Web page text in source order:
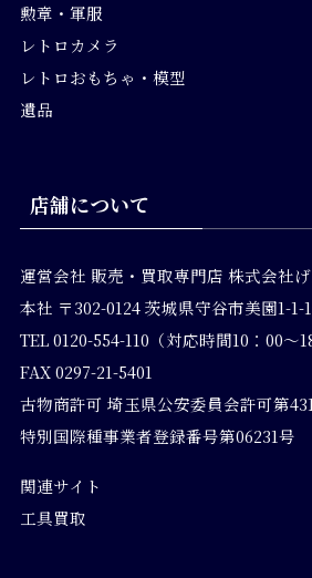
勲章・軍服
レトロカメラ
レトロおもちゃ・模型
遺品
店舗について
運営会社 販売・買取専門店 株式会社
本社 〒302-0124 茨城県守谷市美園1-1-
TEL 0120-554-110（対応時間10：00～
FAX 0297-21-5401
古物商許可 埼玉県公安委員会許可第
特別国際種事業者登録番号第06231号
関連サイト
工具買取